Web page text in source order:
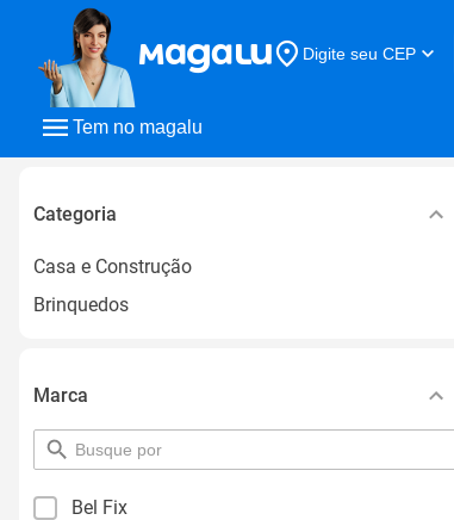
Tem no magalu
Digite seu CEP
Categoria
Casa e Construção
Brinquedos
Marca
pesquisar
por
Bel Fix